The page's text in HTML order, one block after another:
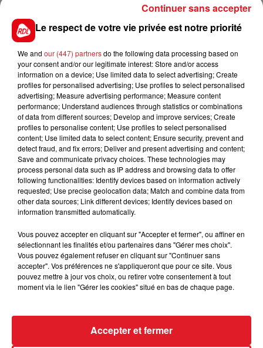
3 4 5 6 7 8 9
L'INFO DE LA RÉGION
Béthune: Enquête pour homicide
volontaire en cours, après la...
Wingles: Un jeune perd la vie, noyé à la
Le respect de votre vie privée est notre priorité
We and our (447) partnersdo the following data processing based on
your consent and/or our legitimate interest: Store and/or access
information on a device; Use limited data to select advertising; Create
profiles for personalised advertising; Use profiles to select personalised
advertising; Measure advertising performance; Measure content
performance; Understand audiences through statistics or combinations
of data from different sources; Develop and improve services; Create
profiles to personalise content; Use profiles to select personalised
content; Use limited data to select content; Ensure security, prevent and
detect fraud, and fix errors; Deliver and present advertising and content;
Save and communicate privacy choices. These technologies may
process personal data such as IP address and browsing data to offer
following functionalities: Identify devices based on information actively
requested; Use precise geolocation data; Match and combine data from
other data sources; Link different devices; Identify devices based on
information transmitted automatically.
Vous pouvez accepter en cliquant sur "Accepter et fermer", ou affiner en
sélectionnant les finalités et/ou partenaires dans "Gérer mes choix".
Vous pouvez également refuser en cliquant sur "Continuer sans
accepter". Vos préférences ne s'appliqueront que pour ce site. Vous
pouvez mettre à jour vos choix, ou retirer votre consentement à tout
moment via le lien "Gérer les cookies" situé en bas de chaque page.
Accepter et fermer
Continuer sans accepter